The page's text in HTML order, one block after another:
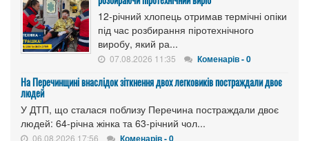
12-річний хлопець отримав термічні опіки
під час розбирання піротехнічного
виробу, який ра...
07.08.2026 11:35 Коменарів - 0
На Перечинщині внаслідок зіткнення двох легковиків постраждали двоє
людей
У ДТП, що сталася поблизу Перечина постраждали двоє
людей: 64-річна жінка та 63-річний чол...
06.08.2026 17:56 Коменарів - 0